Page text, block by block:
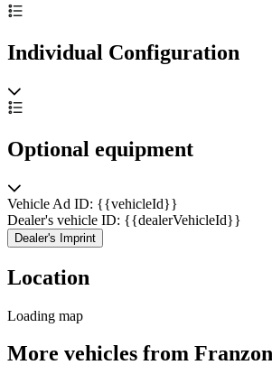
Individual Configuration
Optional equipment
Vehicle Ad ID: {{vehicleId}}
Dealer's vehicle ID: {{dealerVehicleId}}
Dealer's Imprint
Location
Loading map
More vehicles from